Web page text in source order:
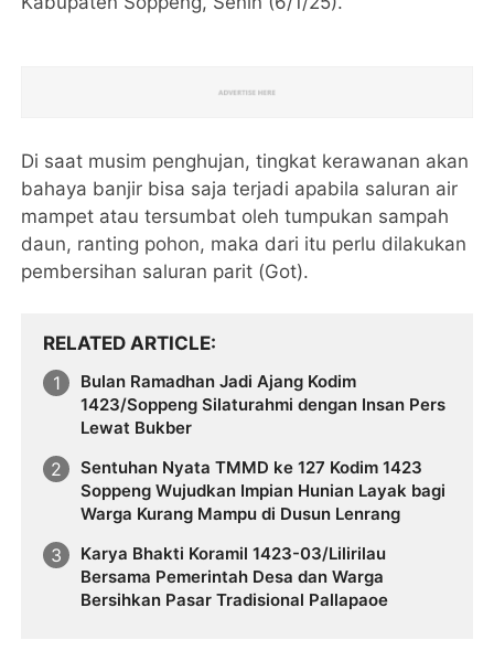
Di saat musim penghujan, tingkat kerawanan akan
bahaya banjir bisa saja terjadi apabila saluran air
mampet atau tersumbat oleh tumpukan sampah
daun, ranting pohon, maka dari itu perlu dilakukan
pembersihan saluran parit (Got).
RELATED ARTICLE
Bulan Ramadhan Jadi Ajang Kodim
1423/Soppeng Silaturahmi dengan Insan Pers
Lewat Bukber
Sentuhan Nyata TMMD ke 127 Kodim 1423
Soppeng Wujudkan Impian Hunian Layak bagi
Warga Kurang Mampu di Dusun Lenrang
Karya Bhakti Koramil 1423-03/Lilirilau
Bersama Pemerintah Desa dan Warga
Bersihkan Pasar Tradisional Pallapaoe